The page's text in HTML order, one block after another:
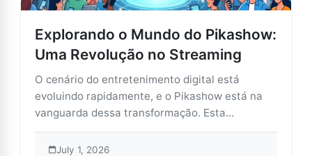
Explorando o Mundo do Pikashow:
Uma Revolução no Streaming
O cenário do entretenimento digital está
evoluindo rapidamente, e o Pikashow está na
vanguarda dessa transformação. Esta...
July 1, 2026